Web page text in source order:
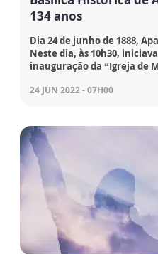
134 anos
Dia 24 de junho de 1888,
Neste dia, às 10h30,
inauguração da “Igreja de
24 JUN 2022 - 07H00